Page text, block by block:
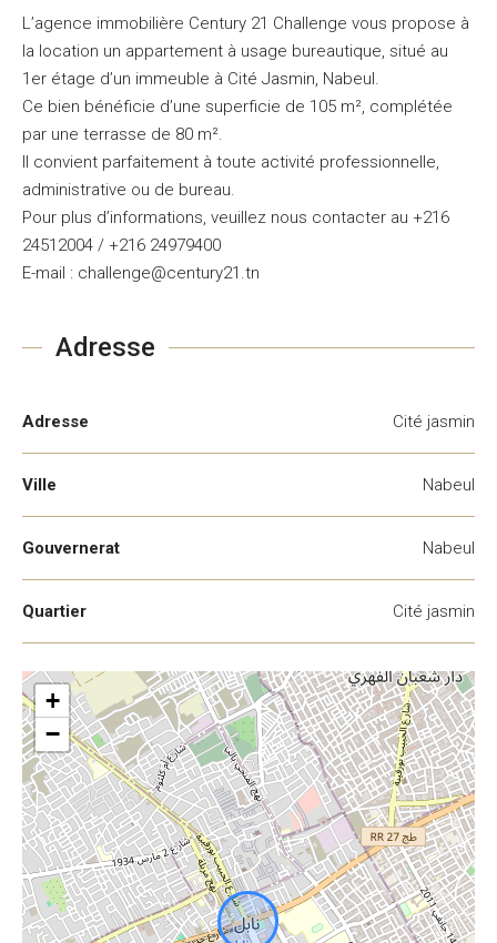
L’agence immobilière Century 21 Challenge vous propose à
la location un appartement à usage bureautique, situé au
1er étage d’un immeuble à Cité Jasmin, Nabeul.
Ce bien bénéficie d’une superficie de 105 m², complétée
par une terrasse de 80 m².
Il convient parfaitement à toute activité professionnelle,
administrative ou de bureau.
Pour plus d’informations, veuillez nous contacter au +216
24512004 / +216 24979400
E-mail : challenge@century21.tn
Adresse
Adresse Cité jasmin
Ville Nabeul
Gouvernerat Nabeul
Quartier Cité jasmin
+
−